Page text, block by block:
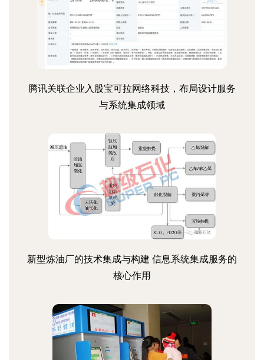
腾讯关联企业入股宝可拉网络科技，布局设计服务
与系统集成领域
新型炼油厂的技术集成与构建 信息系统集成服务的
核心作用